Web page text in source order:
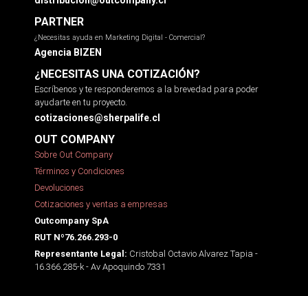
PARTNER
¿Necesitas ayuda en Marketing Digital - Comercial?
Agencia BIZEN
¿NECESITAS UNA COTIZACIÓN?
Escríbenos y te responderemos a la brevedad para poder
ayudarte en tu proyecto.
cotizaciones@sherpalife.cl
OUT COMPANY
Sobre Out Company
Términos y Condiciones
Devoluciones
Cotizaciones y ventas a empresas
Outcompany SpA
RUT Nº76.266.293-0
Representante Legal: Cristobal Octavio Alvarez Tapia -
16.366.285-k - Av Apoquindo 7331